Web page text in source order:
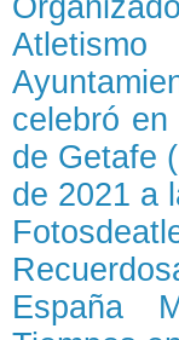
celebró
de Getafe
de 2021 a
España